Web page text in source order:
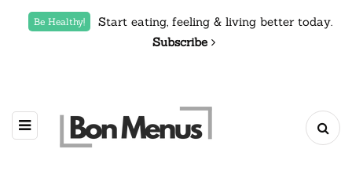
Be Healthy!
Start eating, feeling & living better today.
Subscribe